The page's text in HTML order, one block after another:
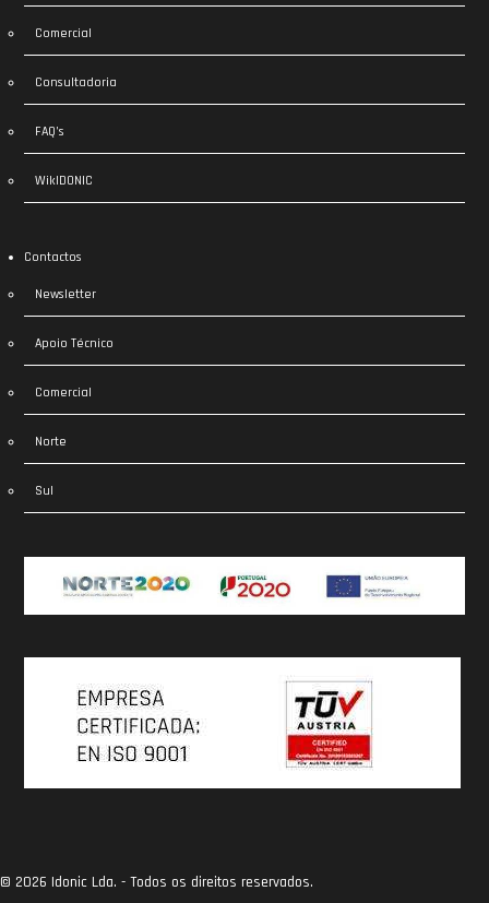
Comercial
Consultadoria
FAQ’s
WikIDONIC
Contactos
Newsletter
Apoio Técnico
Comercial
Norte
Sul
© 2026 Idonic Lda. - Todos os direitos reservados.